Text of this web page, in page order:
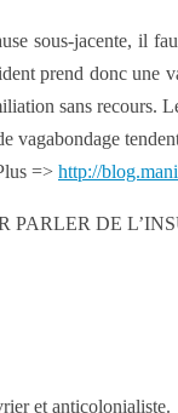
sous-jacente, il
prend donc une
sans recours.
vagabondage
=> http://
PARLER DE
et anticolonialiste.